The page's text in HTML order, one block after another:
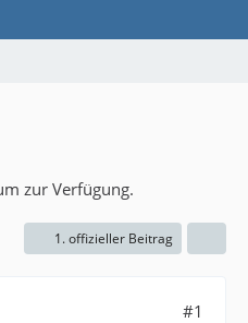
zur Verfügung.
1. offizieller Beitrag
#1